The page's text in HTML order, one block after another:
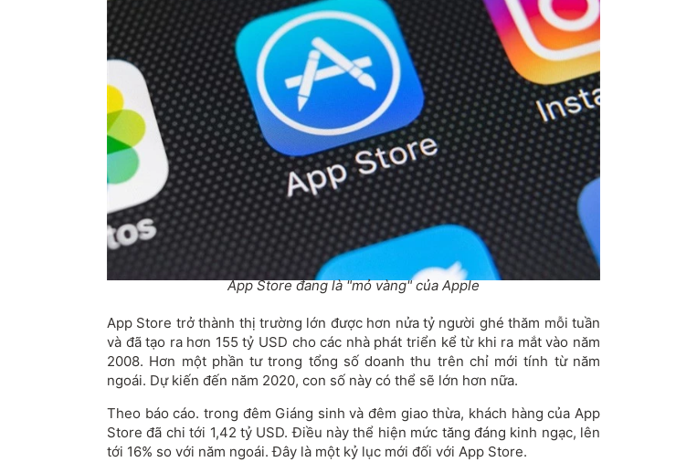
App Store đang là "mỏ vàng" của Apple
App Store trở thành thị trường lớn được hơn nửa tỷ người ghé thăm mỗi tuần
và đã tạo ra hơn 155 tỷ USD cho các nhà phát triển kể từ khi ra mắt vào năm
2008. Hơn một phần tư trong tổng số doanh thu trên chỉ mới tính từ năm
ngoái. Dự kiến đến năm 2020, con số này có thể sẽ lớn hơn nữa.
Theo báo cáo. trong đêm Giáng sinh và đêm giao thừa, khách hàng của App
Store đã chi tới 1,42 tỷ USD. Điều này thể hiện mức tăng đáng kinh ngạc, lên
tới 16% so với năm ngoái. Đây là một kỷ lục mới đối với App Store.